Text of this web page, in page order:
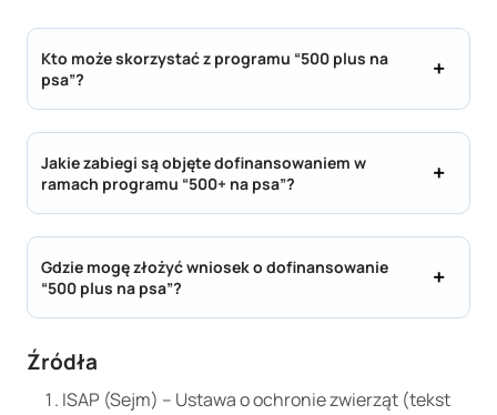
Kto może skorzystać z programu “500 plus na
psa”?
Jakie zabiegi są objęte dofinansowaniem w
ramach programu “500+ na psa”?
Gdzie mogę złożyć wniosek o dofinansowanie
“500 plus na psa”?
Źródła
ISAP (Sejm) – Ustawa o ochronie zwierząt (tekst